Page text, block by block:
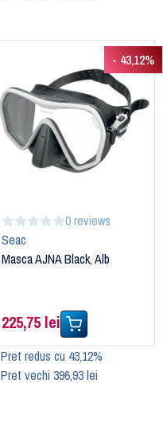
- 43,12%
0 reviews
Seac
Masca AJNA Black, Alb
225,75 lei
Pret redus cu 43,12%
Pret vechi 396,93 lei